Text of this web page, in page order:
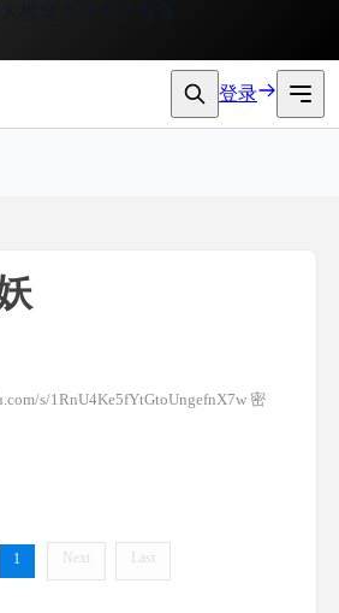
登录
s/1RnU4Ke5fYtGtoUngefnX7w 密
1 Next Last